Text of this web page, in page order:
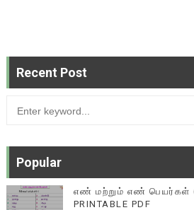
Recent Post
Popular
எண் மற்றும் எண் பெயர்கள் (
PRINTABLE PDF